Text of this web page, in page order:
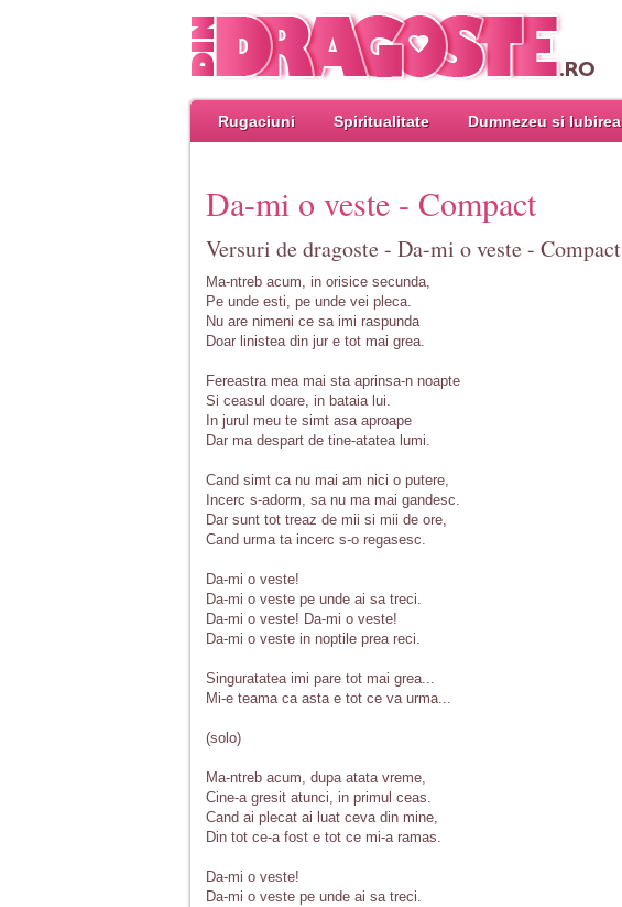
Rugaciuni Spiritualitate Dumnezeu si Iubirea
Da-mi o veste - Compact
Versuri de dragoste - Da-mi o veste - Compact
Ma-ntreb acum, in orisice secunda,
Pe unde esti, pe unde vei pleca.
Nu are nimeni ce sa imi raspunda
Doar linistea din jur e tot mai grea.
Fereastra mea mai sta aprinsa-n noapte
Si ceasul doare, in bataia lui.
In jurul meu te simt asa aproape
Dar ma despart de tine-atatea lumi.
Cand simt ca nu mai am nici o putere,
Incerc s-adorm, sa nu ma mai gandesc.
Dar sunt tot treaz de mii si mii de ore,
Cand urma ta incerc s-o regasesc.
Da-mi o veste!
Da-mi o veste pe unde ai sa treci.
Da-mi o veste! Da-mi o veste!
Da-mi o veste in noptile prea reci.
Singuratatea imi pare tot mai grea...
Mi-e teama ca asta e tot ce va urma...
(solo)
Ma-ntreb acum, dupa atata vreme,
Cine-a gresit atunci, in primul ceas.
Cand ai plecat ai luat ceva din mine,
Din tot ce-a fost e tot ce mi-a ramas.
Da-mi o veste!
Da-mi o veste pe unde ai sa treci.